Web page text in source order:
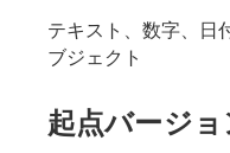
テキスト、数字、日
ブジェクト
起点バージョ